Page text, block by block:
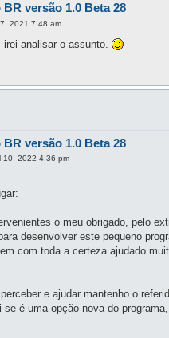
versão 1.0 Beta 28
2021 7:48 am
analisar o assunto.
versão 1.0 Beta 28
10, 2022 4:36 pm
o meu obrigado, pelo
desenvolver este pequeno
com toda a certeza ajudado
e ajudar mantenho o
se é uma opção nova do